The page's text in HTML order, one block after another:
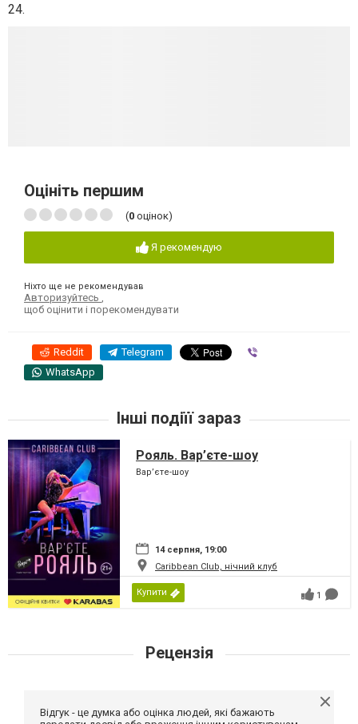
24.
Оцініть першим
(0 оцінок)
Я рекомендую
Ніхто ще не рекомендував
Авторизуйтесь ,
щоб оцінити і порекомендувати
Reddit Telegram
WhatsApp
Інші подіїї зараз
Рояль. Вар’єте-шоу
Вар’єте-шоу
14 серпня, 19:00
Caribbean Club, нічний клуб
Купити 1
Рецензія
Відгук - це думка або оцінка людей, які бажають